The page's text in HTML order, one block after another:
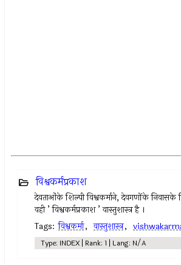
विश्वकर्मप्रकाश
देवताओंके शिल्पी विश्वकर्माने, देवगणोंके निवासके
वही ’ विश्वकर्मप्रकाश ’ वास्तुशास्त्र है ।
Tags: विश्वकर्मा, वास्तुशास्त्र,
Type: INDEX | Rank: 1 | Lang: N/A